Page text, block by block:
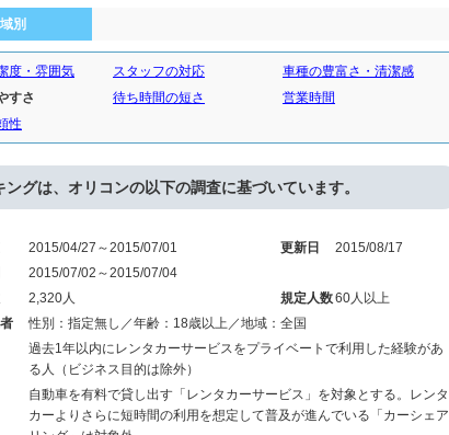
別
度・雰囲気 スタッフの対応
車種の豊富さ・清潔感
すさ 待ち時間の短さ
営業時間
性
グは、オリコンの以下の調査に基づいています。
2015/04/27～2015/07/01 更新日
2015/08/17
2015/07/02～2015/07/04
2,320人 規定人数60人以上
性別：指定無し／年齢：18歳以上／地域：全国
過去1年以内にレンタカーサービスをプライベートで利用した経験があ
る人（ビジネス目的は除外）
自動車を有料で貸し出す「レンタカーサービス」を対象とする。レンタ
カーよりさらに短時間の利用を想定して普及が進んでいる「カーシェア